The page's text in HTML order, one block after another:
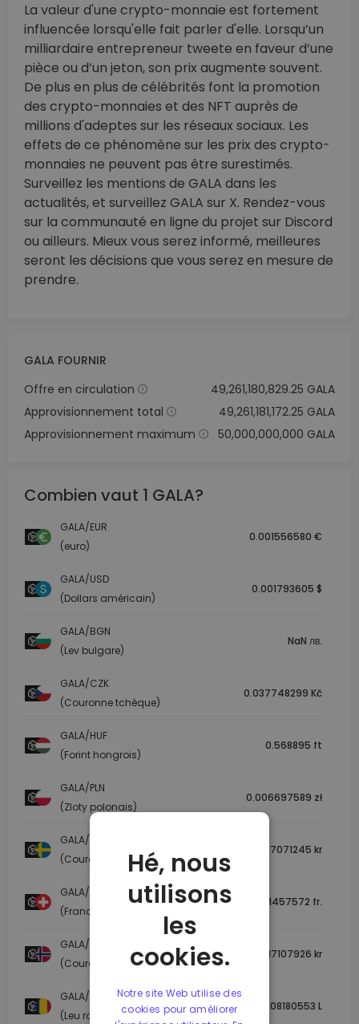
La valeur d'une crypto-monnaie est fortement
influencée lorsqu'elle fait parler d'elle. Lorsqu’un
milliardaire entrepreneur tweete en faveur d’une
pièce ou d’un jeton, son prix augmente souvent.
De plus en plus de célébrités font la promotion
des crypto-monnaies et des NFT auprès de
millions d'adeptes sur les réseaux sociaux. Les
effets de ce phénomène sur les prix des crypto-
monnaies ne peuvent pas être surestimés.
Surveillez les mentions de GALA dans les
actualités, et surveillez GALA sur X. Rendez-vous
sur la communauté en ligne du projet sur Discord
ou ailleurs. Mieux vous serez informé, meilleures
seront les décisions que vous serez en mesure de
prendre.
GALA FOURNIR
Offre en circulation
49,261,180,829.25 GALA
Approvisionnement total
49,261,181,172.25 GALA
Approvisionnement maximum
50,000,000,000 GALA
Combien vaut 1 GALA?
GALA/EUR
(euro)
0.001556580 €
GALA/USD
(Dollars américain)
0.001793605 $
GALA/BGN
(Lev bulgare)
NaN лв.
GALA/CZK
(Couronne tchèque)
0.037748299 Kč
GALA/HUF
(Forint hongrois)
0.568895 ft
GALA/PLN
(Zloty polonais)
0.006697589 zł
GALA/SEK
(Couronne suédoise)
0.017071245 kr
GALA/CHF
(Franc suisse)
0.001457572 fr.
GALA/NOK
(Couronne norvégienne)
0.017107926 kr
GALA/RON
(Leu roumain)
0.008180553 L
Hé, nous
utilisons
les
cookies.
Notre site Web utilise des
cookies pour améliorer